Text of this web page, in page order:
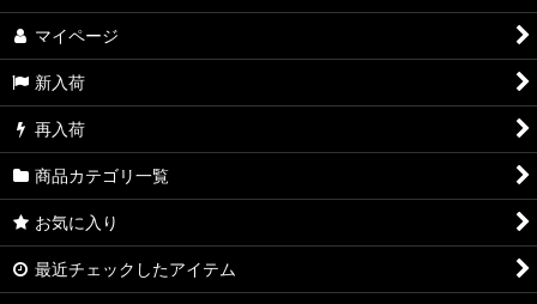
マイページ
新入荷
再入荷
商品カテゴリ一覧
お気に入り
最近チェックしたアイテム